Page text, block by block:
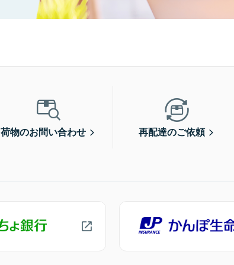
荷物のお問い合わせ 再配達のご依頼